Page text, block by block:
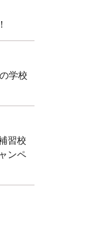
学校
習校
ンペ